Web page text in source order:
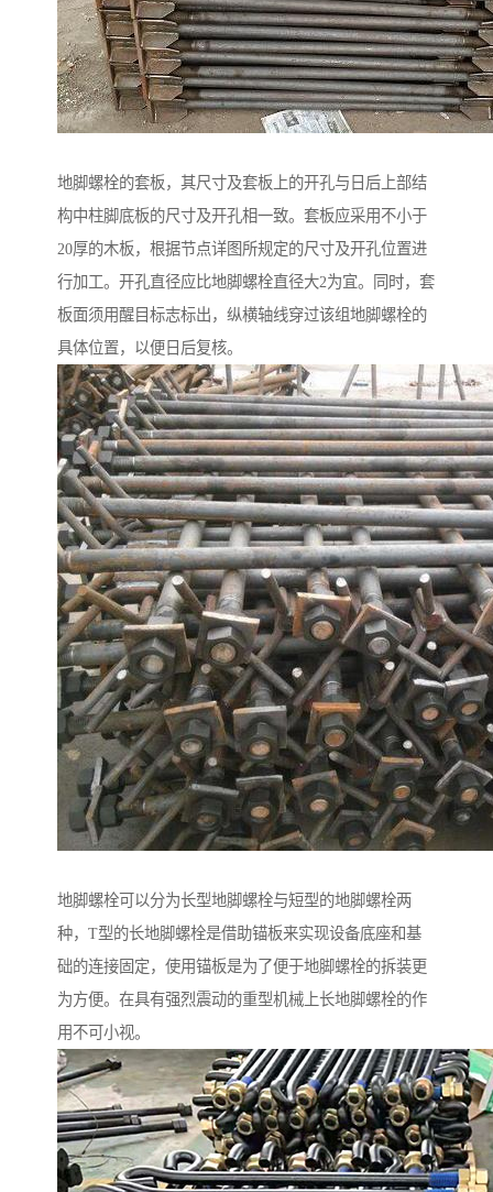
地脚螺栓的套板，其尺寸及套板上的开孔与日后上部结
构中柱脚底板的尺寸及开孔相一致。套板应采用不小于
20厚的木板，根据节点详图所规定的尺寸及开孔位置进
行加工。开孔直径应比地脚螺栓直径大2为宜。同时，套
板面须用醒目标志标出，纵横轴线穿过该组地脚螺栓的
具体位置，以便日后复核。
地脚螺栓可以分为长型地脚螺栓与短型的地脚螺栓两
种，T型的长地脚螺栓是借助锚板来实现设备底座和基
础的连接固定，使用锚板是为了便于地脚螺栓的拆装更
为方便。在具有强烈震动的重型机械上长地脚螺栓的作
用不可小视。